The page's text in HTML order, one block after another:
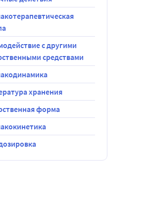
с другими
средствами
хранения
форма